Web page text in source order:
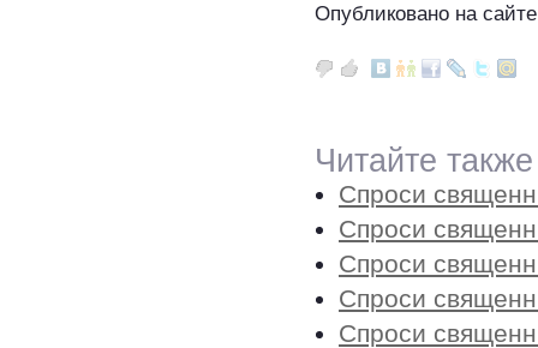
Опубликовано на
Читайте
Спроси
Спроси
Спроси
Спроси
Спроси